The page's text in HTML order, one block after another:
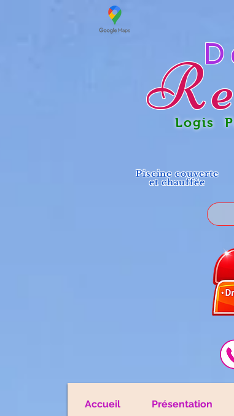
Logis
Piscine couverte
et chauffée
Accueil Présentation